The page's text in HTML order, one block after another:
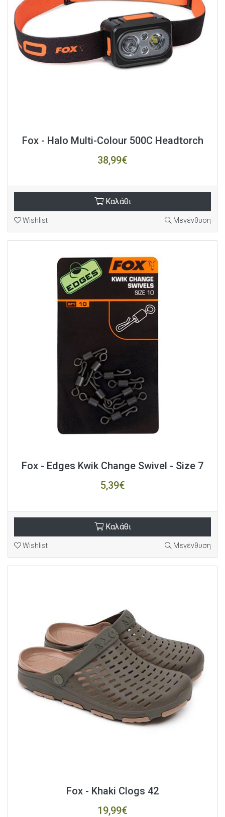
Fox - Halo Multi-Colour 500C Headtorch
38,99€
Καλάθι
Wishlist Μεγένθυση
Fox - Edges Kwik Change Swivel - Size 7
5,39€
Καλάθι
Wishlist Μεγένθυση
Fox - Khaki Clogs 42
19,99€